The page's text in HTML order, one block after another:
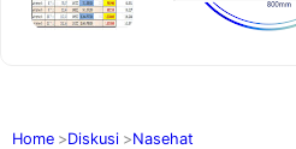
Home Diskusi
Nasehat